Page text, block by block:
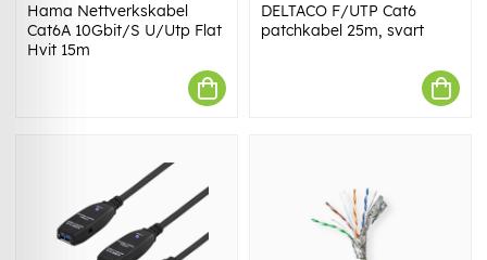
Hama Nettverkskabel
Cat6A 10Gbit/S U/Utp Flat
Hvit 15m
DELTACO F/UTP Cat6
patchkabel 25m, svart